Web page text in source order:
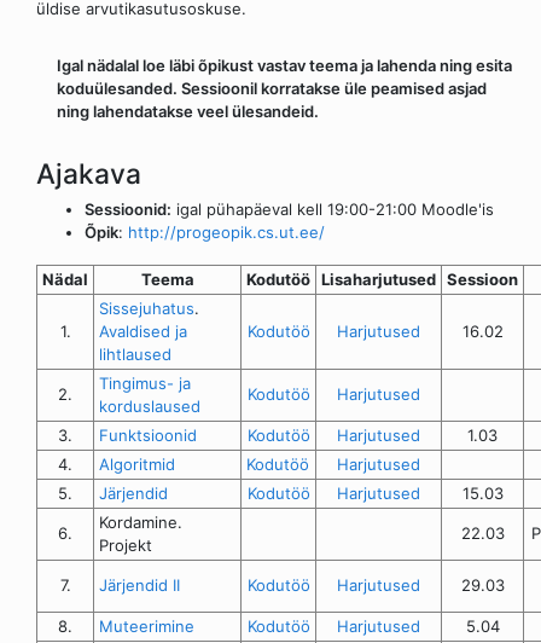
üldise arvutikasutusoskuse.
Igal nädalal loe läbi õpikust vastav teema ja lahenda ning esita
koduülesanded. Sessioonil korratakse üle peamised asjad
ning lahendatakse veel ülesandeid.
Ajakava
Sessioonid: igal pühapäeval kell 19:00-21:00 Moodle'is
Õpik: http://progeopik.cs.ut.ee/
Nädal Teema Kodutöö Lisaharjutused Sessioon
1.
Sissejuhatus.
Avaldised ja
lihtlaused
Kodutöö Harjutused 16.02
2.
Tingimus- ja
korduslaused
Kodutöö Harjutused
3. Funktsioonid Kodutöö Harjutused
1.03
4.
Algoritmid Kodutöö
Harjutused
5.
Järjendid Kodutöö Harjutused 15.03
6.
Kordamine.
Projekt
22.03
7. Järjendid II Kodutöö Harjutused 29.03
8. Muteerimine Kodutöö Harjutused
5.04